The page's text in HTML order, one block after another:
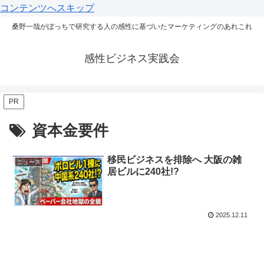
コンテンツへスキップ
桑野一哉がぼっちで研究する人の感性に基づいたマーケティングのあれこれ
感性ビジネス実践会
PR
資本金要件
ニュース
移民ビジネスを排除へ 大阪の雑
居ビルに240社!?
2025.12.11